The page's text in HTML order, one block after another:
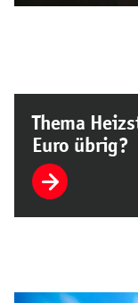
Thema
Euro übrig?